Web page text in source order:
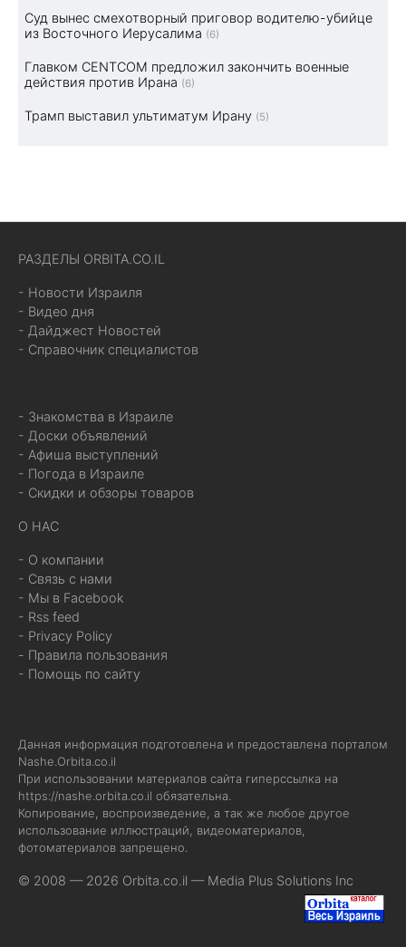
Суд вынес смехотворный приговор водителю-убийце
из Восточного Иерусалима (6)
Главком CENTCOM предложил закончить военные
действия против Ирана (6)
Трамп выставил ультиматум Ирану (5)
РАЗДЕЛЫ ORBITA.CO.IL
- Новости Израиля
- Видео дня
- Дайджест Новостей
- Справочник специалистов
- Знакомства в Израиле
- Доски объявлений
- Афиша выступлений
- Погода в Израиле
- Скидки и обзоры товаров
О НАС
- О компании
- Связь с нами
- Мы в Facebook
- Rss feed
- Privacy Policy
- Правила пользования
- Помощь по сайту
Данная информация подготовлена и предоставлена порталом
Nashe.Orbita.co.il
При использовании материалов сайта гиперссылка на
https://nashe.orbita.co.il обязательна.
Копирование, воспроизведение, а так же любое другое
использование иллюстраций, видеоматериалов,
фотоматериалов запрещено.
© 2008 — 2026 Orbita.co.il — Media Plus Solutions Inc